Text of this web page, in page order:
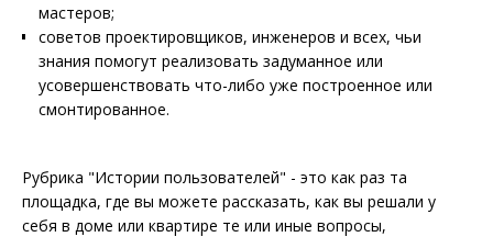
мастеров;
советов проектировщиков, инженеров и всех, чьи
знания помогут реализовать задуманное или
усовершенствовать что-либо уже построенное или
смонтированное.
Рубрика "Истории пользователей" - это как раз та
площадка, где вы можете рассказать, как вы решали у
себя в доме или квартире те или иные вопросы,